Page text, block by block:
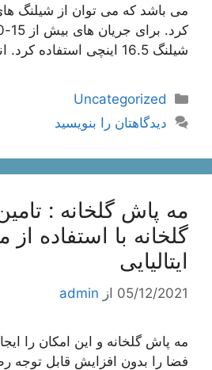
شیلنگ 16.5 اینچی استفاده کرد. اندازه …
دسته‌ها
Uncategorized
دیدگاهتان را بنویسید
مه پاش گلخانه :
گلخانه با استفاده
ایتالیایی
05/12/2021 از admin
مه پاش گلخانه و این امکان را